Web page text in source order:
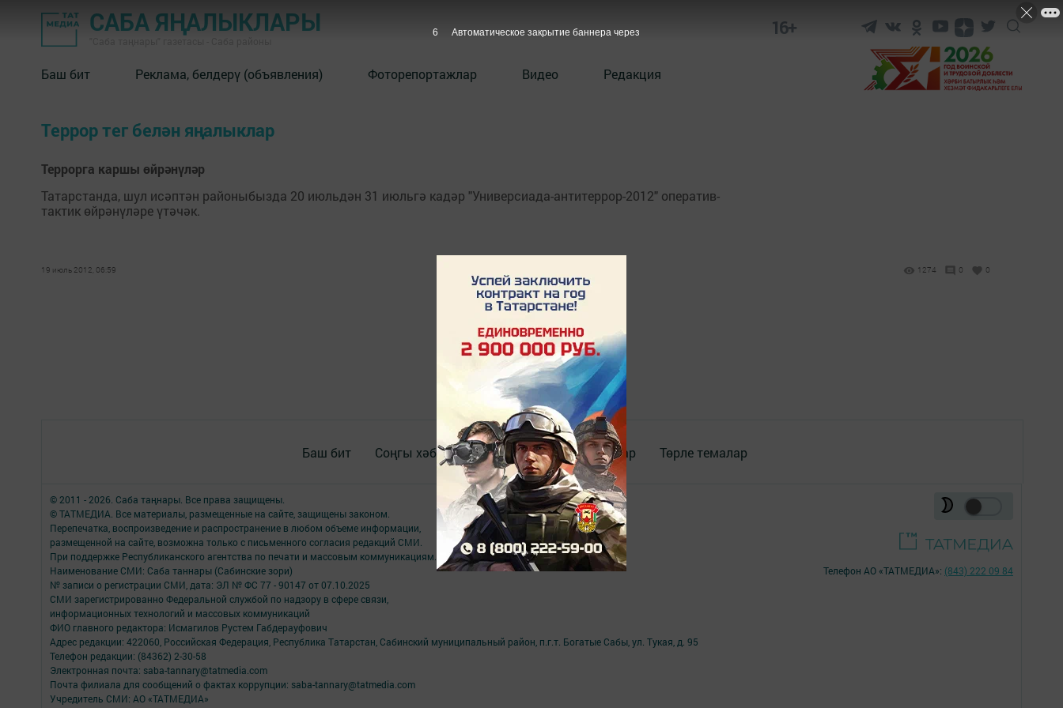
САБА ЯҢАЛЫКЛАРЫ 16+
Баш бит Реклама, белдерү (объявления) Фоторепортажлар Видео Редакция
Террор тег белән яңалыклар
Террорга каршы өйрәнүләр
Татарстанда, шул исәптән районыбызда 20 июльдән 31 июльгә кадәр "Универсиада-антитеррор-2012" оператив-
тактик өйрәнүләре үтәчәк.
19 июль 2012, 06:59 1274 0 0
Баш бит Соңгы хәбәрләр Видео Документлар Төрле темалар
© 2011 - 2026. Саба таңнары. Все права защищены.
© ТАТМЕДИА. Все материалы, размещенные на сайте, защищены законом.
Перепечатка, воспроизведение и распространение в любом объеме информации,
размещенной на сайте, возможна только с письменного согласия редакций СМИ.
При поддержке Республиканского агентства по печати и массовым коммуникациям.
Наименование СМИ: Саба таннары (Сабинские зори)
№ записи о регистрации СМИ, дата: ЭЛ № ФС 77 - 90147 от 07.10.2025
СМИ зарегистрированно Федеральной службой по надзору в сфере связи,
информационных технологий и массовых коммуникаций
ФИО главного редактора: Исмагилов Рустем Габдерауфович
Адрес редакции: 422060, Российская Федерация, Республика Татарстан, Сабинский муниципальный район, п.г.т. Богатые Сабы, ул. Тукая, д. 95
Телефон редакции: (84362) 2-30-58
Электронная почта: saba-tannary@tatmedia.com
Почта филиала для сообщений о фактах коррупции: saba-tannary@tatmedia.com
Учредитель СМИ: АО «ТАТМЕДИА»
Телефон АО «ТАТМЕДИА»: (843) 222 09 84
6 Автоматическое закрытие баннера через